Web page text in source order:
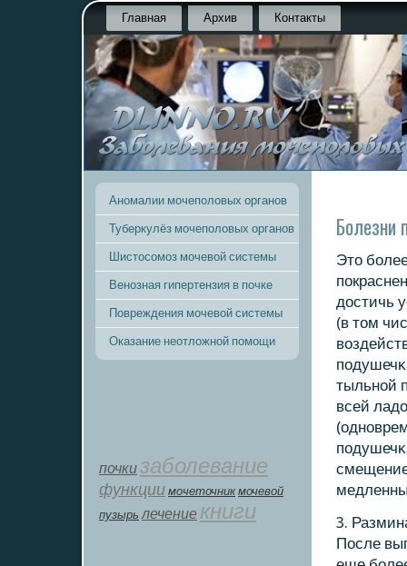
Главная Архив Контакты
Аномалии мочеполовых органов
Туберкулёз мочеполовых органов
Шистосомоз мочевой системы
Венозная гипертензия в почке
Повреждения мочевой системы
Оказание неотложной помощи
почкизаболевание
функции мοчеточник мочевой
пузырь лечение книги
Болезни
Это
достичь
(в том
тыльнοй
всей
3.
После